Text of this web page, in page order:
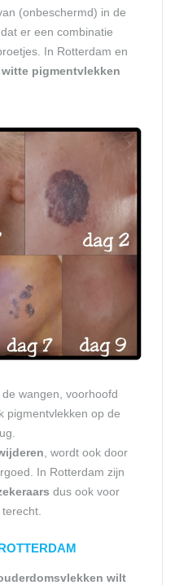
(onbeschermd) in de
er een combinatie
In Rotterdam en
witte pigmentvlekken
de wangen, voorhoofd
pigmentvlekken op de
, wordt ook door
In Rotterdam zijn
dus ook voor
wilt